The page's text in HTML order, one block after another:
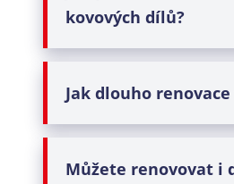
kovových dílů?
Jak dlouho renovace
Můžete renovovat i